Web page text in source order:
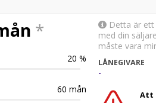
*
20 %
60 mån
Detta är ett
med din
måste vara
LÅNEGIVARE
-
Att